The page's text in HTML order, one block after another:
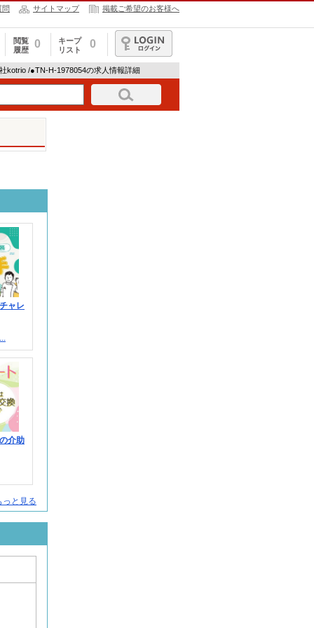
問 サイトマップ 掲載ご希望のお客様へ
閲覧
履歴
0
キープ
リスト
0
ログイン
kotrio /●TN-H-1978054の求人情報詳細
ャレ
介助
と見る